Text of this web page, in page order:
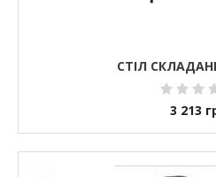
СТІЛ
3 213